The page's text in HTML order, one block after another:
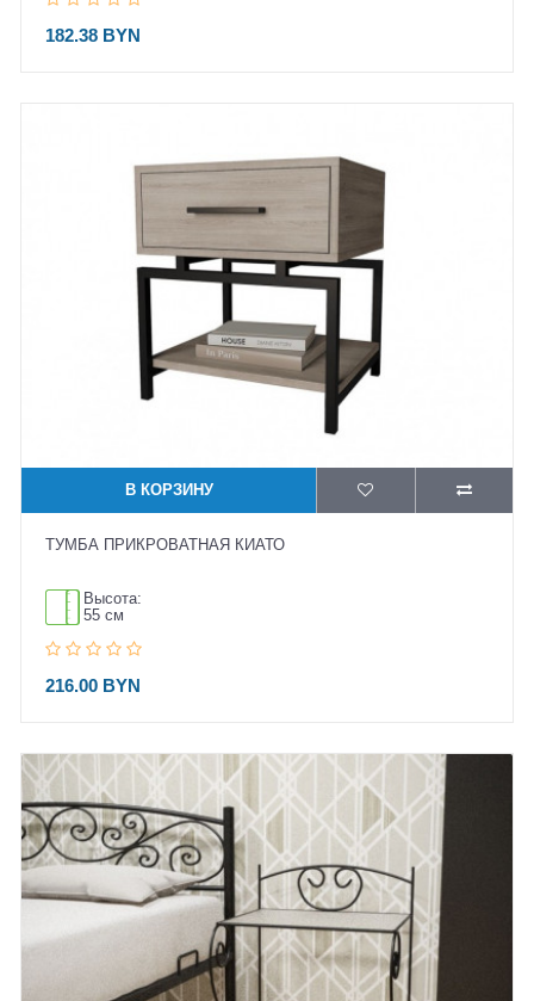
182.38 BYN
В КОРЗИНУ
ТУМБА ПРИКРОВАТНАЯ КИАТО
Высота:
55 см
216.00 BYN